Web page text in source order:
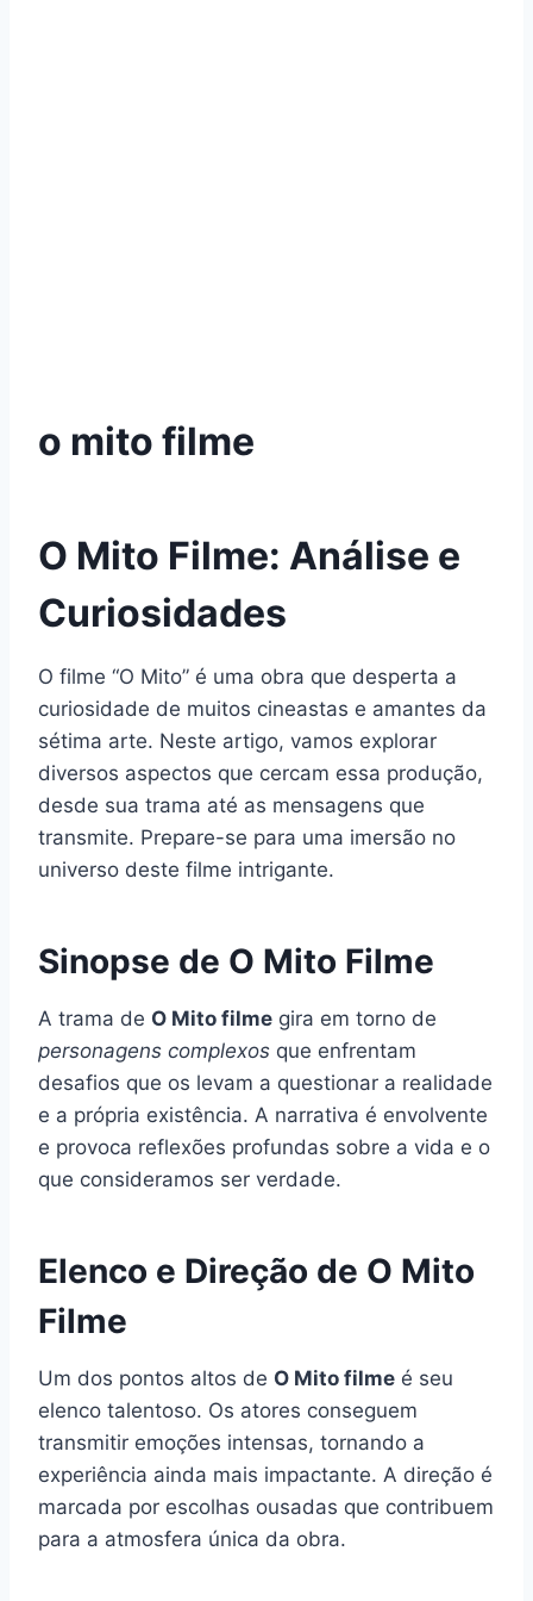
o mito filme
O Mito Filme: Análise e
Curiosidades
O filme “O Mito” é uma obra que desperta a
curiosidade de muitos cineastas e amantes da
sétima arte. Neste artigo, vamos explorar
diversos aspectos que cercam essa produção,
desde sua trama até as mensagens que
transmite. Prepare-se para uma imersão no
universo deste filme intrigante.
Sinopse de O Mito Filme
A trama de O Mito filme gira em torno de
personagens complexos que enfrentam
desafios que os levam a questionar a realidade
e a própria existência. A narrativa é envolvente
e provoca reflexões profundas sobre a vida e o
que consideramos ser verdade.
Elenco e Direção de O Mito
Filme
Um dos pontos altos de O Mito filme é seu
elenco talentoso. Os atores conseguem
transmitir emoções intensas, tornando a
experiência ainda mais impactante. A direção é
marcada por escolhas ousadas que contribuem
para a atmosfera única da obra.